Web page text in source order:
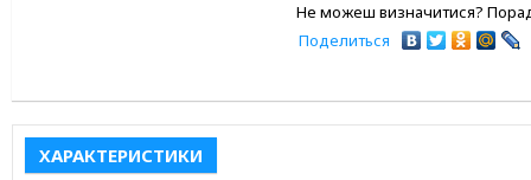
Не можеш визначитися?
Поделиться
ХАРАКТЕРИСТИКИ